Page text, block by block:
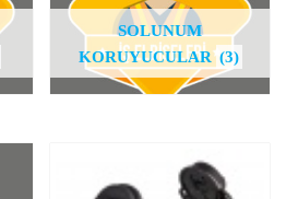
SOLUNUM
KORUYUCULAR (3)